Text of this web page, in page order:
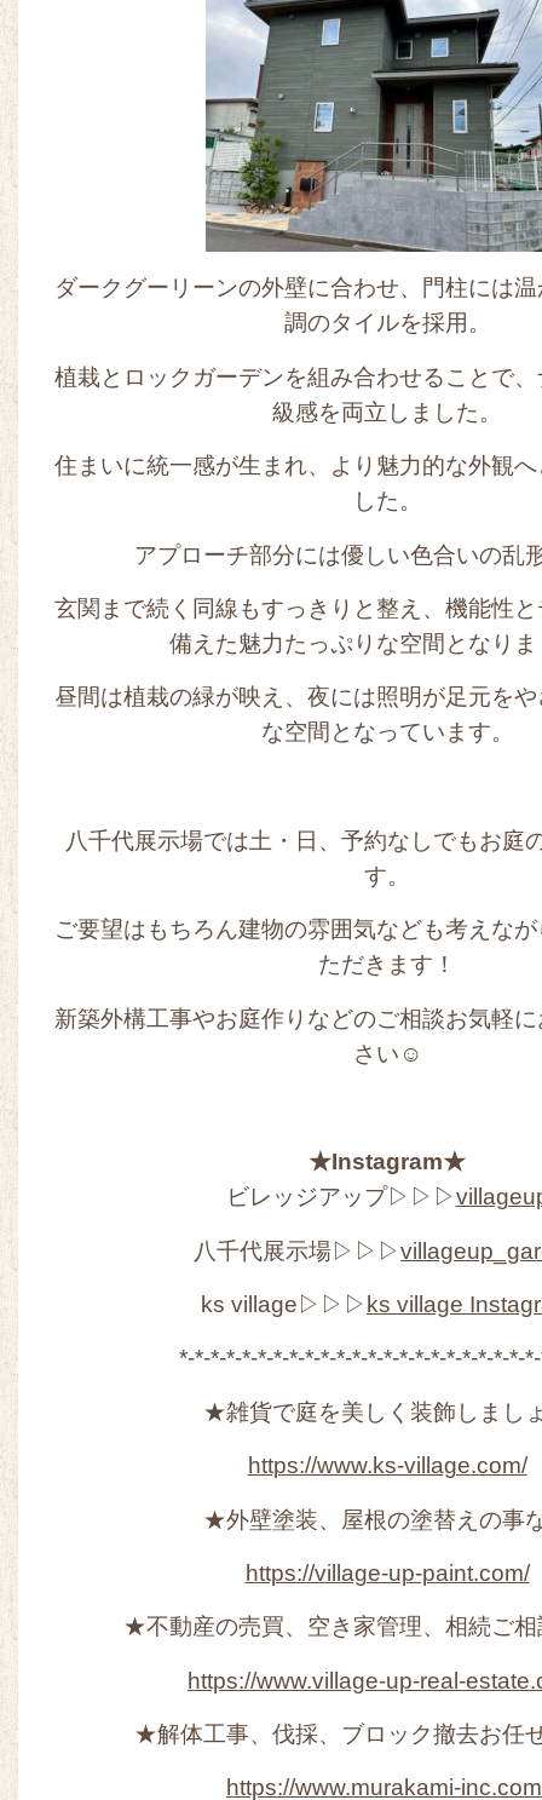
ダークグーリーンの外壁に合わせ、門柱には
調のタイルを採用。
植栽とロックガーデンを組み合わせることで
級感を両立しました。
住まいに統一感が生まれ、より魅力的な外観
した。
アプローチ部分には優しい色合いの乱
玄関まで続く同線もすっきりと整え、機能性
備えた魅力たっぷりな空間となり
昼間は植栽の緑が映え、夜には照明が足元を
な空間となっています。
八千代展示場では土・日、予約なしでもお庭
す。
ご要望はもちろん建物の雰囲気なども考えな
ただきます！
新築外構工事やお庭作りなどのご相談お気軽
さい☺
★Instagram★
ビレッジアップ▷▷▷
八千代展示場▷▷▷
ks village▷▷▷ ks village
*-*-*-*-*-*-*-*-*-*-*-*-*-*-*-*-*-*-*-*-*-*-
★雑貨で庭を美しく装飾しまし
https://www.ks-village.com/
★外壁塗装、屋根の塗替えの事
https://village-up-paint.com/
★不動産の売買、空き家管理、相続ご相
https://www.village-up-real-
★解体工事、伐採、ブロック撤去お任
https://www.murakami-